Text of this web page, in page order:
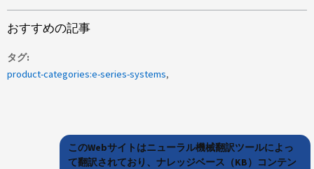
おすすめの記事
タグ
product-categories:e-series-systems
このWebサイトはニューラル機械翻訳ツールによっ
て翻訳されており、ナレッジベース（KB）コンテン